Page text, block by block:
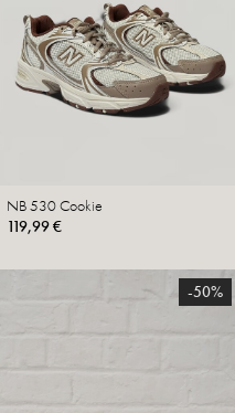
NB 530 Cookie
119,99 €
-50%